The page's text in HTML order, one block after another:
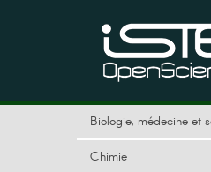
Biologie, médecine et
Chimie